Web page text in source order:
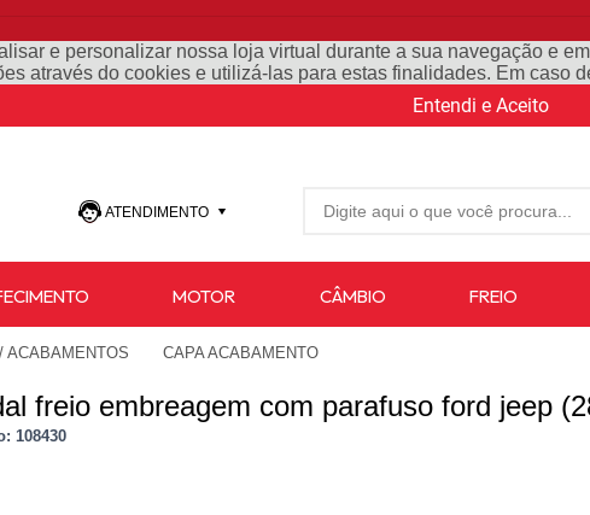
e personalizar nossa loja virtual durante a sua navegação e
através do cookies e utilizá-las para estas finalidades. Em caso
Entendi e Aceito
ATENDIMENTO
(47) 3027-4733
MOTOR CÂMBIO FREIO
ACABAMENTOS CAPA ACABAMENTO
freio embreagem com parafuso ford jeep
108430